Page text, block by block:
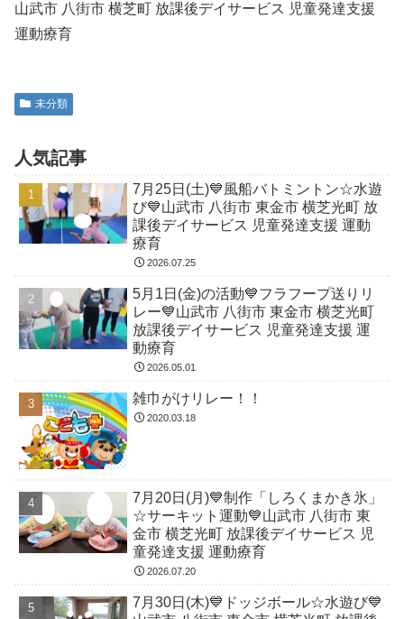
山武市 八街市 横芝町 放課後デイサービス 児童発達支援
運動療育
未分類
人気記事
7月25日(土)💙風船バトミントン☆水遊
び💙山武市 八街市 東金市 横芝光町 放
課後デイサービス 児童発達支援 運動
療育
2026.07.25
5月1日(金)の活動💙フラフープ送りリ
レー💙山武市 八街市 東金市 横芝光町
放課後デイサービス 児童発達支援 運
動療育
2026.05.01
雑巾がけリレー！！
2020.03.18
7月20日(月)💙制作「しろくまかき氷」
☆サーキット運動💙山武市 八街市 東
金市 横芝光町 放課後デイサービス 児
童発達支援 運動療育
2026.07.20
7月30日(木)💙ドッジボール☆水遊び💙